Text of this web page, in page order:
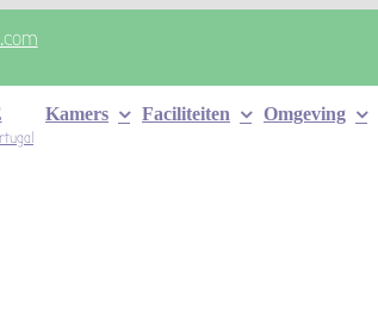
Kamers Faciliteiten Omgeving